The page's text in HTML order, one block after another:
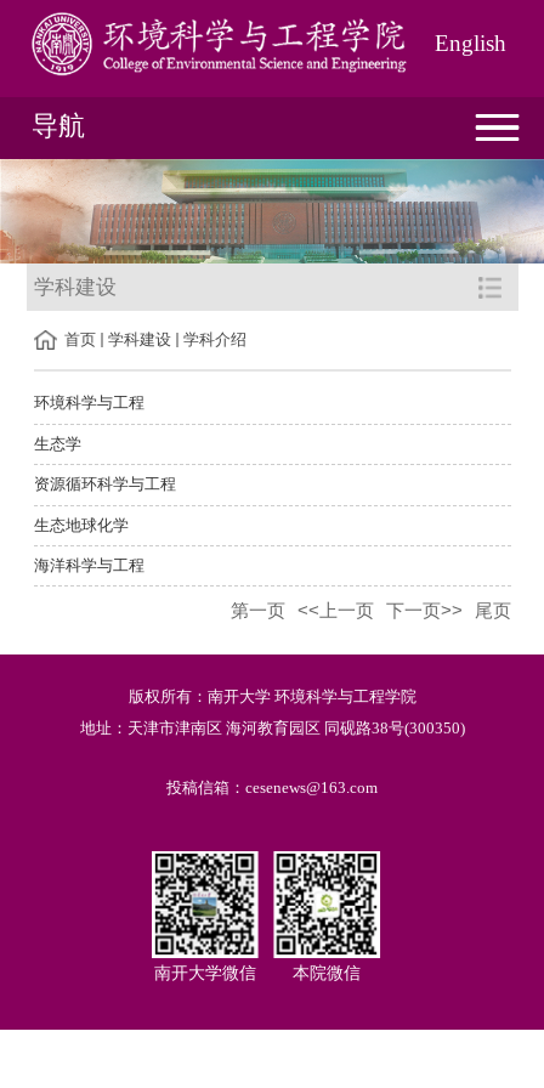
English
导航
学科建设
首页 学科建设 学科介绍
环境科学与工程
生态学
资源循环科学与工程
生态地球化学
海洋科学与工程
第一页 <<上一页 下一页>> 尾页
版权所有：南开大学 环境科学与工程学院
地址：天津市津南区 海河教育园区 同砚路38号(300350)
投稿信箱：cesenews@163.com
南开大学微信 本院微信